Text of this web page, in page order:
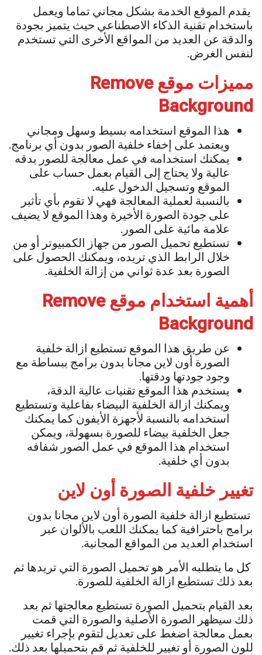
يقدم الموقع الخدمة بشكل مجاني تماما ويعمل
باستخدام تقنية الذكاء الاصطناعي حيث يتميز بجودة
والدقة عن العديد من المواقع الأخرى التي تستخدم
لنفس الغرض.
مميزات موقع Remove
Background
هذا الموقع استخدامه بسيط وسهل ومجاني
ويعتمد على إخفاء خلفية الصور بدون أي برنامج.
يمكنك استخدامه في عمل معالجة للصور بدقه
عالية ولا يحتاج إلى القيام بعمل حساب على
الموقع وتسجيل الدخول عليه.
بالنسبة لعملية المعالجة فهي لا تقوم بأي تأثير
على جودة الصورة الأخيرة وهذا الموقع لا يضيف
علامة مائية على الصور.
تستطيع تحميل الصور من جهاز الكمبيوتر أو من
خلال الرابط الذي تريده، ويمكنك الحصول على
الصورة بعد عدة ثواني من إزالة الخلفية.
أهمية استخدام موقع Remove
Background
عن طريق هذا الموقع تستطيع ازالة خلفية
الصورة أون لاين مجانا بدون برامج ببساطة مع
وجود جودتها ودقتها.
يستخدم هذا الموقع تقنيات عالية الدقة،
ويمكنك ازالة الخلفية البيضاء بفاعلية وتستطيع
استخدامه بالنسبة لأجهزة الأيفون كما يمكنك
جعل الخلفية بيضاء للصورة بسهولة، ويمكن
استخدام هذا الموقع في عمل الصور شفافه
بدون أي خلفية.
تغيير خلفية الصورة أون لاين
تستطيع ازالة خلفية الصورة أون لاين مجانا بدون
برامج باحترافية كما يمكنك اللعب بالألوان عبر
استخدام العديد من المواقع المجانية.
كل ما يتطلبه الأمر هو تحميل الصورة التي تريدها ثم
بعد ذلك تستطيع ازالة الخلفية للصورة.
بعد القيام بتحميل الصورة تستطيع معالجتها ثم بعد
ذلك سيظهر الصورة الأصلية والصورة التي قمت
بعمل معالجة اضغط على تعديل لتقوم بإجراء تغيير
للون الصورة أو تغيير للخلفية ثم قم بتحميلها بعد ذلك.